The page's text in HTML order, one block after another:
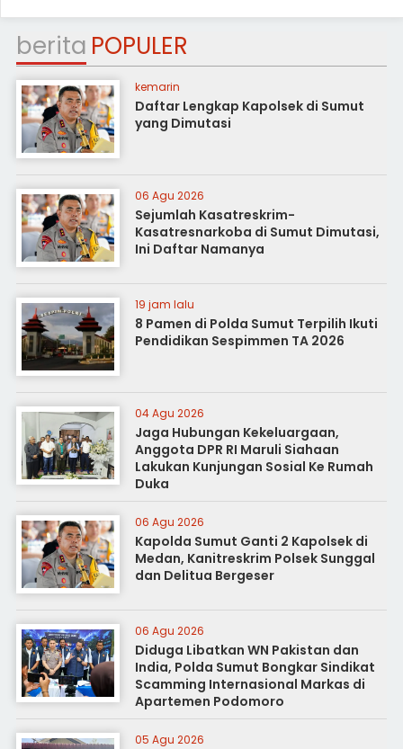
berita POPULER
kemarin
Daftar Lengkap Kapolsek di Sumut
yang Dimutasi
06 Agu 2026
Sejumlah Kasatreskrim-
Kasatresnarkoba di Sumut Dimutasi,
Ini Daftar Namanya
19 jam lalu
8 Pamen di Polda Sumut Terpilih Ikuti
Pendidikan Sespimmen TA 2026
04 Agu 2026
Jaga Hubungan Kekeluargaan,
Anggota DPR RI Maruli Siahaan
Lakukan Kunjungan Sosial Ke Rumah
Duka
06 Agu 2026
Kapolda Sumut Ganti 2 Kapolsek di
Medan, Kanitreskrim Polsek Sunggal
dan Delitua Bergeser
06 Agu 2026
Diduga Libatkan WN Pakistan dan
India, Polda Sumut Bongkar Sindikat
Scamming Internasional Markas di
Apartemen Podomoro
05 Agu 2026